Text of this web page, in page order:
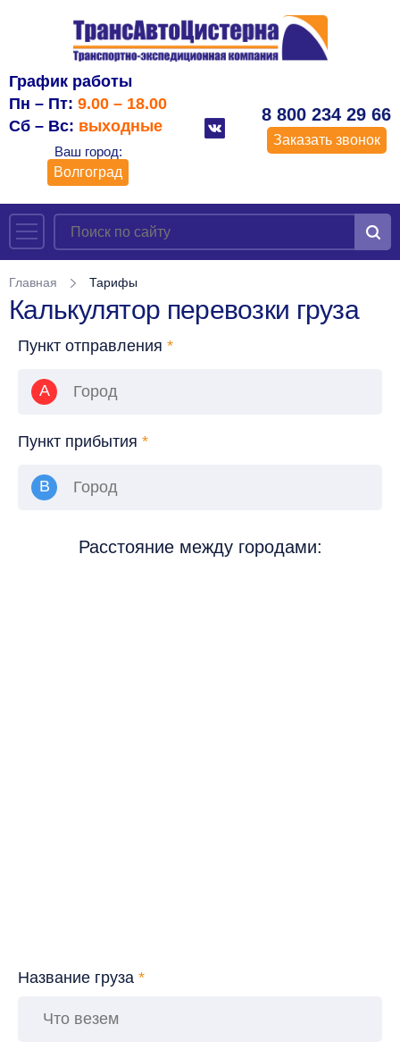
График работы
Пн – Пт: 9.00 – 18.00
Сб – Вс: выходные
Ваш город:
Волгоград
8 800 234 29 66
Заказать звонок
Главная Тарифы
Калькулятор перевозки груза
Пункт отправления *
Пункт прибытия *
Расстояние между городами:
Название груза *